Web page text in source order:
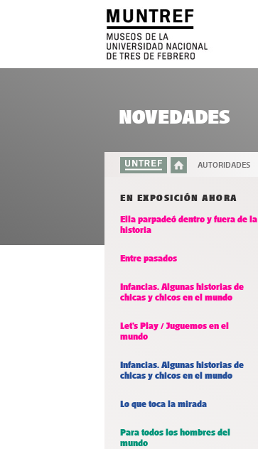
AUTORIDADES
NOVEDADES
EN EXPOSICIÓN AHORA
Ella parpadeó dentro y fuera de la
historia
Entre pasados
Infancias. Algunas historias de
chicas y chicos en el mundo
Let’s Play / Juguemos en el
mundo
Infancias. Algunas historias de
chicas y chicos en el mundo
Lo que toca la mirada
Para todos los hombres del
mundo